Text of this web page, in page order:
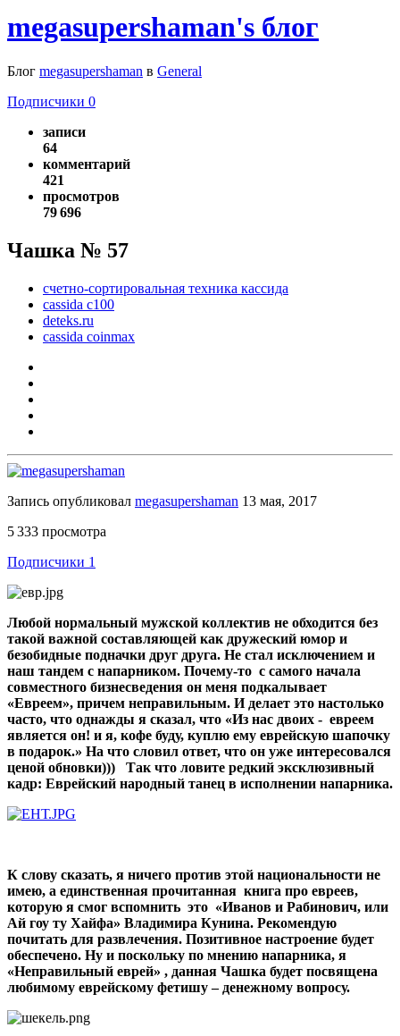
megasupershaman's блог
Блог megasupershaman в General
Подписчики 0
записи
64
комментарий
421
просмотров
79 696
Чашка № 57
счетно-сортировальная техника кассида
cassida c100
deteks.ru
cassida coinmax
Запись опубликовал megasupershaman 13 мая, 2017
5 333 просмотра
Подписчики 1
Любой нормальный мужской коллектив не обходится без
такой важной составляющей как дружеский юмор и
безобидные подначки друг друга. Не стал исключением и
наш тандем с напарником. Почему-то с самого начала
совместного бизнесведения он меня подкалывает
«Евреем», причем неправильным. И делает это настолько
часто, что однажды я сказал, что «Из нас двоих - евреем
является он! и я, кофе буду, куплю ему еврейскую шапочку
в подарок.» На что словил ответ, что он уже интересовался
ценой обновки))) Так что ловите редкий эксклюзивный
кадр: Еврейский народный танец в исполнении напарника.
К слову сказать, я ничего против этой национальности не
имею, а единственная прочитанная книга про евреев,
которую я смог вспомнить это «Иванов и Рабинович, или
Ай гоу ту Хайфа» Владимира Кунина. Рекомендую
почитать для развлечения. Позитивное настроение будет
обеспечено. Ну и поскольку по мнению напарника, я
«Неправильный еврей» , данная Чашка будет посвящена
любимому еврейскому фетишу – денежному вопросу.